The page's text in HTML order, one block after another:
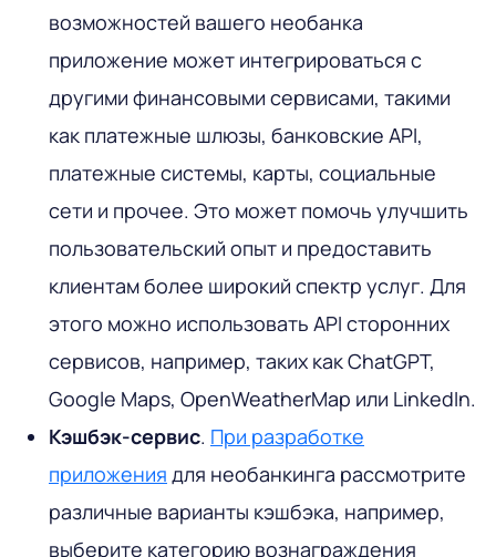
возможностей вашего необанка
приложение может интегрироваться с
другими финансовыми сервисами, такими
как платежные шлюзы, банковские API,
платежные системы, карты, социальные
сети и прочее. Это может помочь улучшить
пользовательский опыт и предоставить
клиентам более широкий спектр услуг. Для
этого можно использовать API сторонних
сервисов, например, таких как ChatGPT,
Google Maps, OpenWeatherMap или LinkedIn.
Кэшбэк-сервис. При разработке
приложения для необанкинга рассмотрите
различные варианты кэшбэка, например,
выберите категорию вознаграждения